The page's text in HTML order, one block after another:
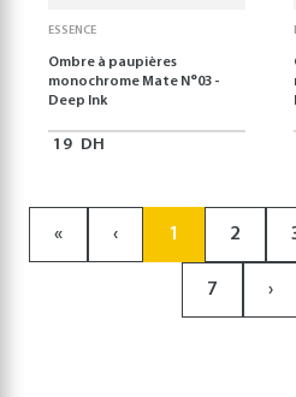
ESSENCE
Ombre à paupières
monochrome Mate N°03 -
Deep Ink
19 DH
« ‹ 1 2
7 ›